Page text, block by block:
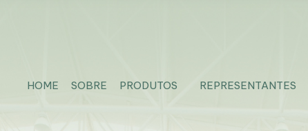
HOME SOBRE PRODUTOS REPRESENTANTES